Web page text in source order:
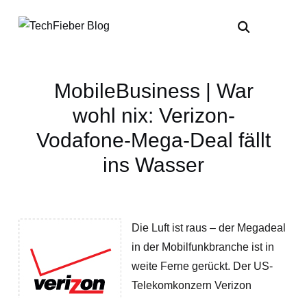
MobileBusiness | War
wohl nix: Verizon-
Vodafone-Mega-Deal fällt
ins Wasser
Die Luft ist raus – der Megadeal
in der Mobilfunkbranche ist in
weite Ferne gerückt. Der US-
Telekomkonzern Verizon